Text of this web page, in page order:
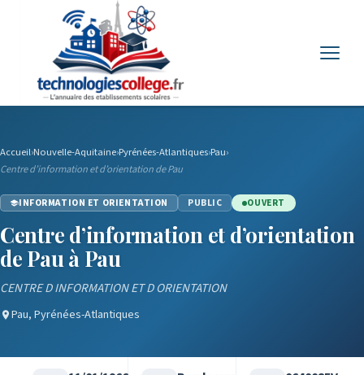
Accueil›Nouvelle-Aquitaine›Pyrénées-Atlantiques›Pau›
Centre d’information et d’orientation de Pau
INFORMATION ET ORIENTATION PUBLIC OUVERT
Centre d’information et d’orientation
de Pau à Pau
CENTRE D INFORMATION ET D ORIENTATION
Pau, Pyrénées-Atlantiques